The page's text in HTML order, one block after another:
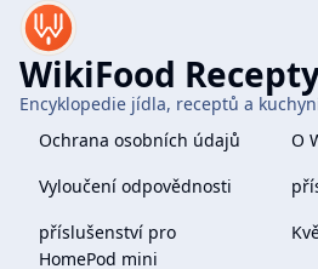
WikiFood
Encyklopedie jídla, receptů a
Ochrana osobních údajů
O
Vyloučení odpovědnosti
příslušenství pro
HomePod mini